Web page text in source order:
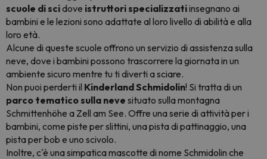
scuole di scidove istruttori specializzatiinsegnano ai
bambini e le lezioni sono adattate al loro livello di abilità e alla
loro età.
Alcune di queste scuole offrono un servizio di assistenza sulla
neve, dove i bambini possono trascorrere la giornata in un
ambiente sicuro mentre tu ti diverti a sciare.
Non puoi perderti il Kinderland Schmidolin! Si tratta di un
parco tematico sulla neve situato sulla montagna
Schmittenhöhe a Zell am See. Offre una serie di attività per i
bambini, come piste per slittini, una pista di pattinaggio, una
pista per bob e uno scivolo.
Inoltre, c'è una simpatica mascotte di nome Schmidolin che